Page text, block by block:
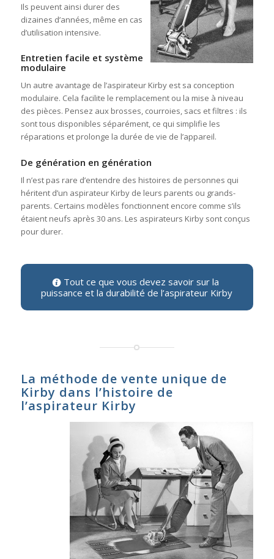
Ils peuvent ainsi durer des
dizaines d’années, même en cas
d’utilisation intensive.
Entretien facile et système
modulaire
Un autre avantage de l’aspirateur Kirby est sa conception
modulaire. Cela facilite le remplacement ou la mise à niveau
des pièces. Pensez aux brosses, courroies, sacs et filtres : ils
sont tous disponibles séparément, ce qui simplifie les
réparations et prolonge la durée de vie de l’appareil.
De génération en génération
Il n’est pas rare d’entendre des histoires de personnes qui
héritent d’un aspirateur Kirby de leurs parents ou grands-
parents. Certains modèles fonctionnent encore comme s’ils
étaient neufs après 30 ans. Les aspirateurs Kirby sont conçus
pour durer.
Tout ce que vous devez savoir sur la
puissance et la durabilité de l’aspirateur Kirby
La méthode de vente unique de
Kirby dans l’histoire de
l’aspirateur Kirby